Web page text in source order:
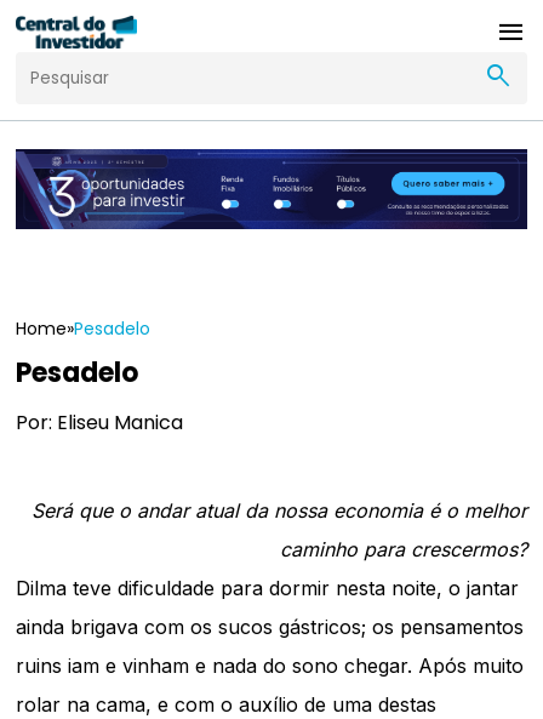
menu
search
Home»Pesadelo
Pesadelo
Por: Eliseu Manica
Será que o andar atual da nossa economia é o melhor
caminho para crescermos?
Dilma teve dificuldade para dormir nesta noite, o jantar
ainda brigava com os sucos gástricos; os pensamentos
ruins iam e vinham e nada do sono chegar. Após muito
rolar na cama, e com o auxílio de uma destas